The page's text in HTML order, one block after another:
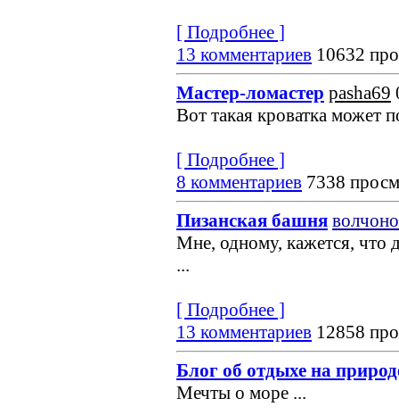
[ Подробнее ]
13 комментариев 10632
Мастер-ломастер pasha69
Вот такая кроватка может
[ Подробнее ]
8 комментариев 7338
Пизанская башня
Мне, одному, кажется, что
...
[ Подробнее ]
13 комментариев 12858
Блог об отдыхе на
Мечты о море ...